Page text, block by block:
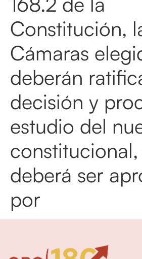
Constitución,
Cámaras
deberán
decisión y
estudio del
deberá ser
por